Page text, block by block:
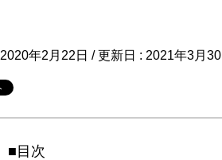
2020年2月22日 / 更新日 : 2021年3月30
■目次